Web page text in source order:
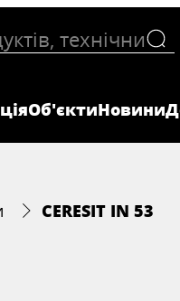
Об'єктиНовини
CERESIT IN 53